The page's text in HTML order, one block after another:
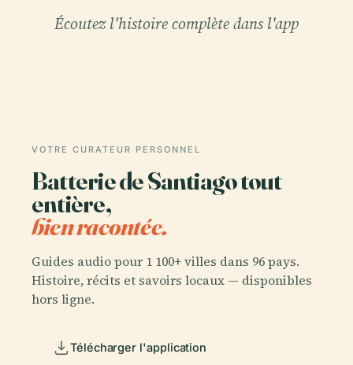
Écoutez l'histoire complète dans l'app
VOTRE CURATEUR PERSONNEL
Batterie de Santiago tout
entière,
bien racontée.
Guides audio pour 1 100+ villes dans 96 pays.
Histoire, récits et savoirs locaux — disponibles
hors ligne.
Télécharger l'application